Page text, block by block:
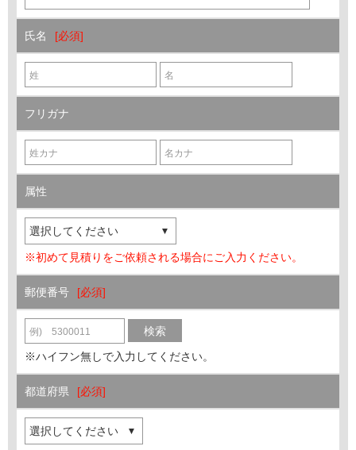
氏名
フリガナ
属性
※初めて見積りをご依頼される場合にご入力ください。
郵便番号
検索
※ハイフン無しで入力してください。
都道府県